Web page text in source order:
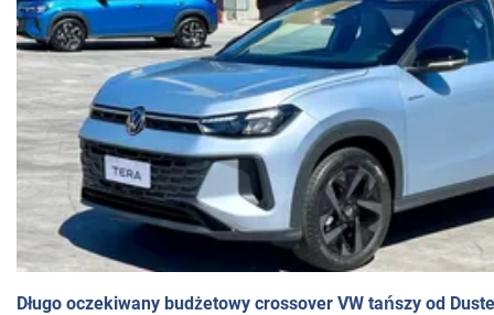
Długo oczekiwany budżetowy crossover VW tańszy od